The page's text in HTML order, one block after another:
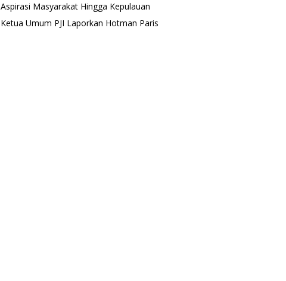
Aspirasi Masyarakat Hingga Kepulauan
Ketua Umum PJI Laporkan Hotman Paris